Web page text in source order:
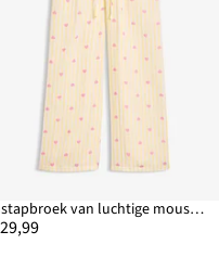
Instapbroek van luchtige mousseline